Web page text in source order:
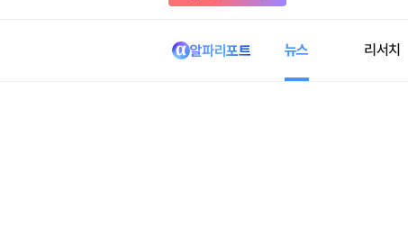
알파리포트 뉴스 리서치